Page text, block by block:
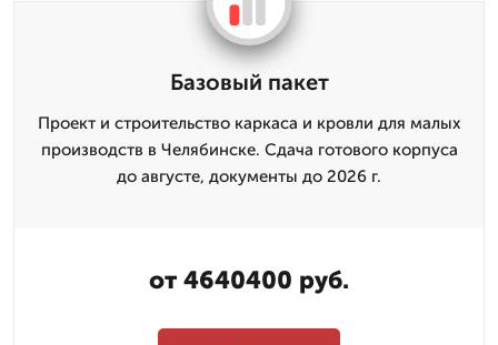
Базовый пакет
Проект и строительство каркаса и кровли для малых
производств в Челябинске. Сдача готового корпуса
до августе, документы до 2026 г.
от 4640400 руб.